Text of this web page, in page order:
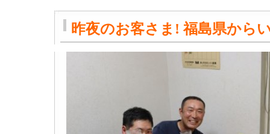
昨夜のお客さま! 福島県から